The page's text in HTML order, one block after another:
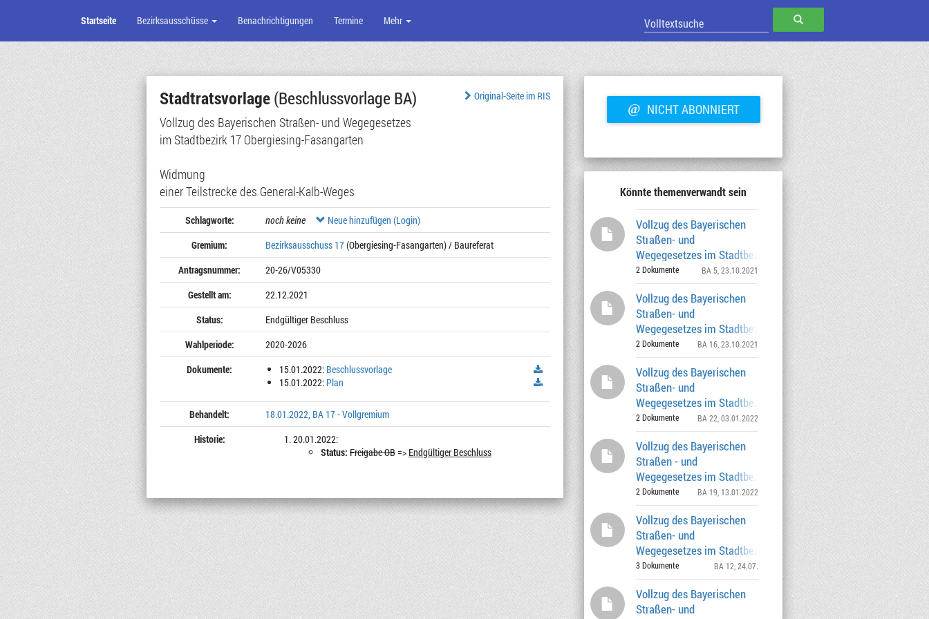
Zum
Seiteninhalt
SUCHEN
Startseite Bezirksausschüsse Benachrichtigungen Termine Mehr
Original-Seite im RIS
Stadtratsvorlage(Beschlussvorlage BA)
Vollzug des Bayerischen Straßen- und Wegegesetzes
im Stadtbezirk 17 Obergiesing-Fasangarten
Widmung
einer Teilstrecke des General-Kalb-Weges
Schlagworte: noch keine
Neue hinzufügen (Login)
Gremium:
Bezirksausschuss 17(Obergiesing-Fasangarten) / Baureferat
Antragsnummer:
20-26/V05330
Gestellt am:
22.12.2021
Status:
Endgültiger Beschluss
Wahlperiode:
2020-2026
Dokumente:
15.01.2022: Beschlussvorlage
15.01.2022: Plan
Behandelt:
18.01.2022, BA 17 - Vollgremium
Historie:
20.01.2022:
Status: Freigabe OB=> Endgültiger Beschluss
@ NICHT ABONNIERT
Könnte themenverwandt sein
Vollzug des Bayerischen
Straßen- und
Wegegesetzes im Stadtbezirk 5 Au-
Haidhausen Widmung einer T
2 Dokumente BA 5, 23.10.2021
Vollzug des Bayerischen
Straßen- und
Wegegesetzes im Stadtbezirk 16
Ramersdorf-Perlach Widmung
2 Dokumente BA 16, 23.10.2021
Vollzug des Bayerischen
Straßen- und
Wegegesetzes im Stadtbezirk 22 Aubing-
Lochhausen-Langwied W
2 Dokumente BA 22 , 03.01.2022
Vollzug des Bayerischen
Straßen - und
Wegegesetzes im Stadtbezirk 19
Thalkirchen-Obersendling-For
2 Dokumente BA 19, 13.01.2022
Vollzug des Bayerischen
Straßen- und
Wegegesetzes im Stadtbezirk 12
Schwabing-Freimann Widmungen
3 Dokumente BA 12 , 24.07.
Vollzug des Bayerischen
Straßen- und